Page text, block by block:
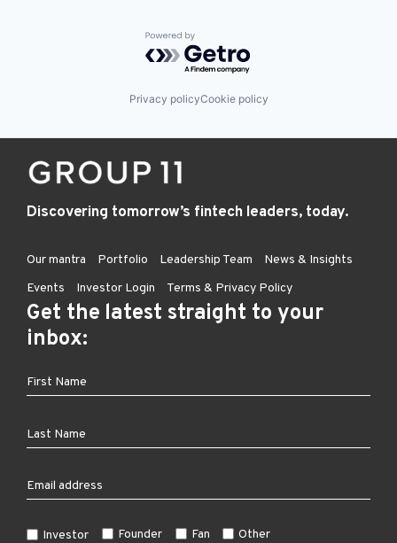
Powered by Getro.com
Privacy policyCookie policy
Discovering tomorrow’s fintech leaders, today.
Our mantra Portfolio Leadership Team
News & Insights
Events
Investor Login Terms & Privacy Policy
Get the latest straight to your
inbox:
Investor Founder Fan Other